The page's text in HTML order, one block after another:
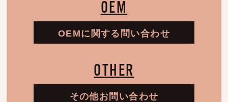
OEM
OEMに関する問い合わせ
OTHER
その他お問い合わせ